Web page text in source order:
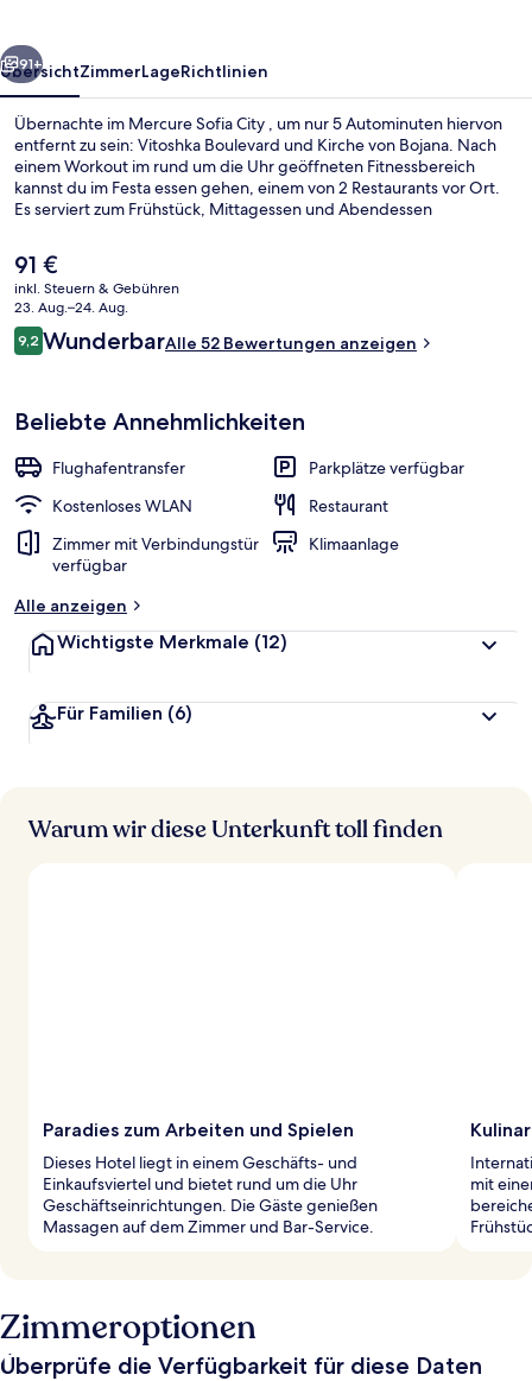
Weiter
91+
ÜbersichtZimmerLageRichtlinien
Übernachte im Mercure Sofia City , um nur 5 Autominuten hiervon
entfernt zu sein: Vitoshka Boulevard und Kirche von Bojana. Nach
einem Workout im rund um die Uhr geöffneten Fitnessbereich
kannst du im Festa essen gehen, einem von 2 Restaurants vor Ort.
Es serviert zum Frühstück, Mittagessen und Abendessen
eine Snackbar.
Der
aktuelle
Preis
beträgt
91 €.
91 €
inkl. Steuern & Gebühren
23. Aug.–24. Aug.
Bewertungen
9,29,2 von 10.
WunderbarAlle 52 Bewertungen anzeigen
Beliebte Annehmlichkeiten
Flughafentransfer
Parkplätze verfügbar
Kostenloses WLAN
Restaurant
Zimmer mit Verbindungstür
verfügbar
Klimaanlage
Alle anzeigen
Wichtigste Merkmale (12)
Für Familien (6)
Warum wir diese Unterkunft toll finden
Paradies zum Arbeiten und Spielen
Dieses Hotel liegt in einem Geschäfts- und
Einkaufsviertel und bietet rund um die Uhr
Geschäftseinrichtungen. Die Gäste genießen
Massagen auf dem Zimmer und Bar-Service.
mit
Zimmeroptionen
Überprüfe die Verfügbarkeit für diese Daten